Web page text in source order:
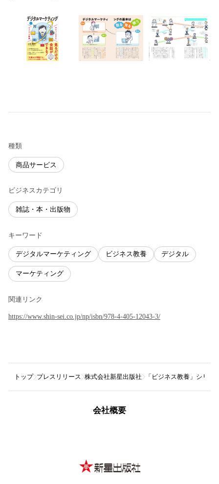
種類
商品サービス
ビジネスカテゴリ
雑誌・本・出版物
キーワード
デジタルマーケティング ビジネス教養 デジタル
マーケティング
関連リンク
https://www.shin-sei.co.jp/np/isbn/978-4-405-12043-3/
トップ プレスリリース 株式会社新星出版社 「ビジネス教養」シリ
会社概要